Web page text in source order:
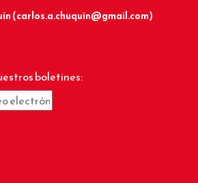
(carlos.a.chuquin@gmail.com)
boletines: